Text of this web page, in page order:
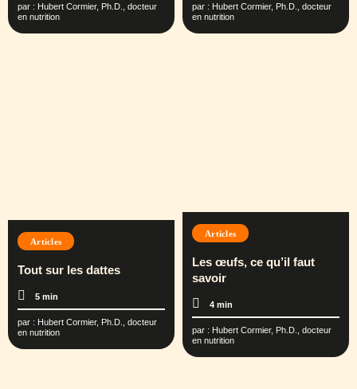
par : Hubert Cormier, Ph.D., docteur
en nutrition
par : Hubert Cormier, Ph.D., docteur
en nutrition
Articles
Tout sur les dattes
5 min
par : Hubert Cormier, Ph.D., docteur
en nutrition
Articles
Les œufs, ce qu’il faut
savoir
4 min
par : Hubert Cormier, Ph.D., docteur
en nutrition